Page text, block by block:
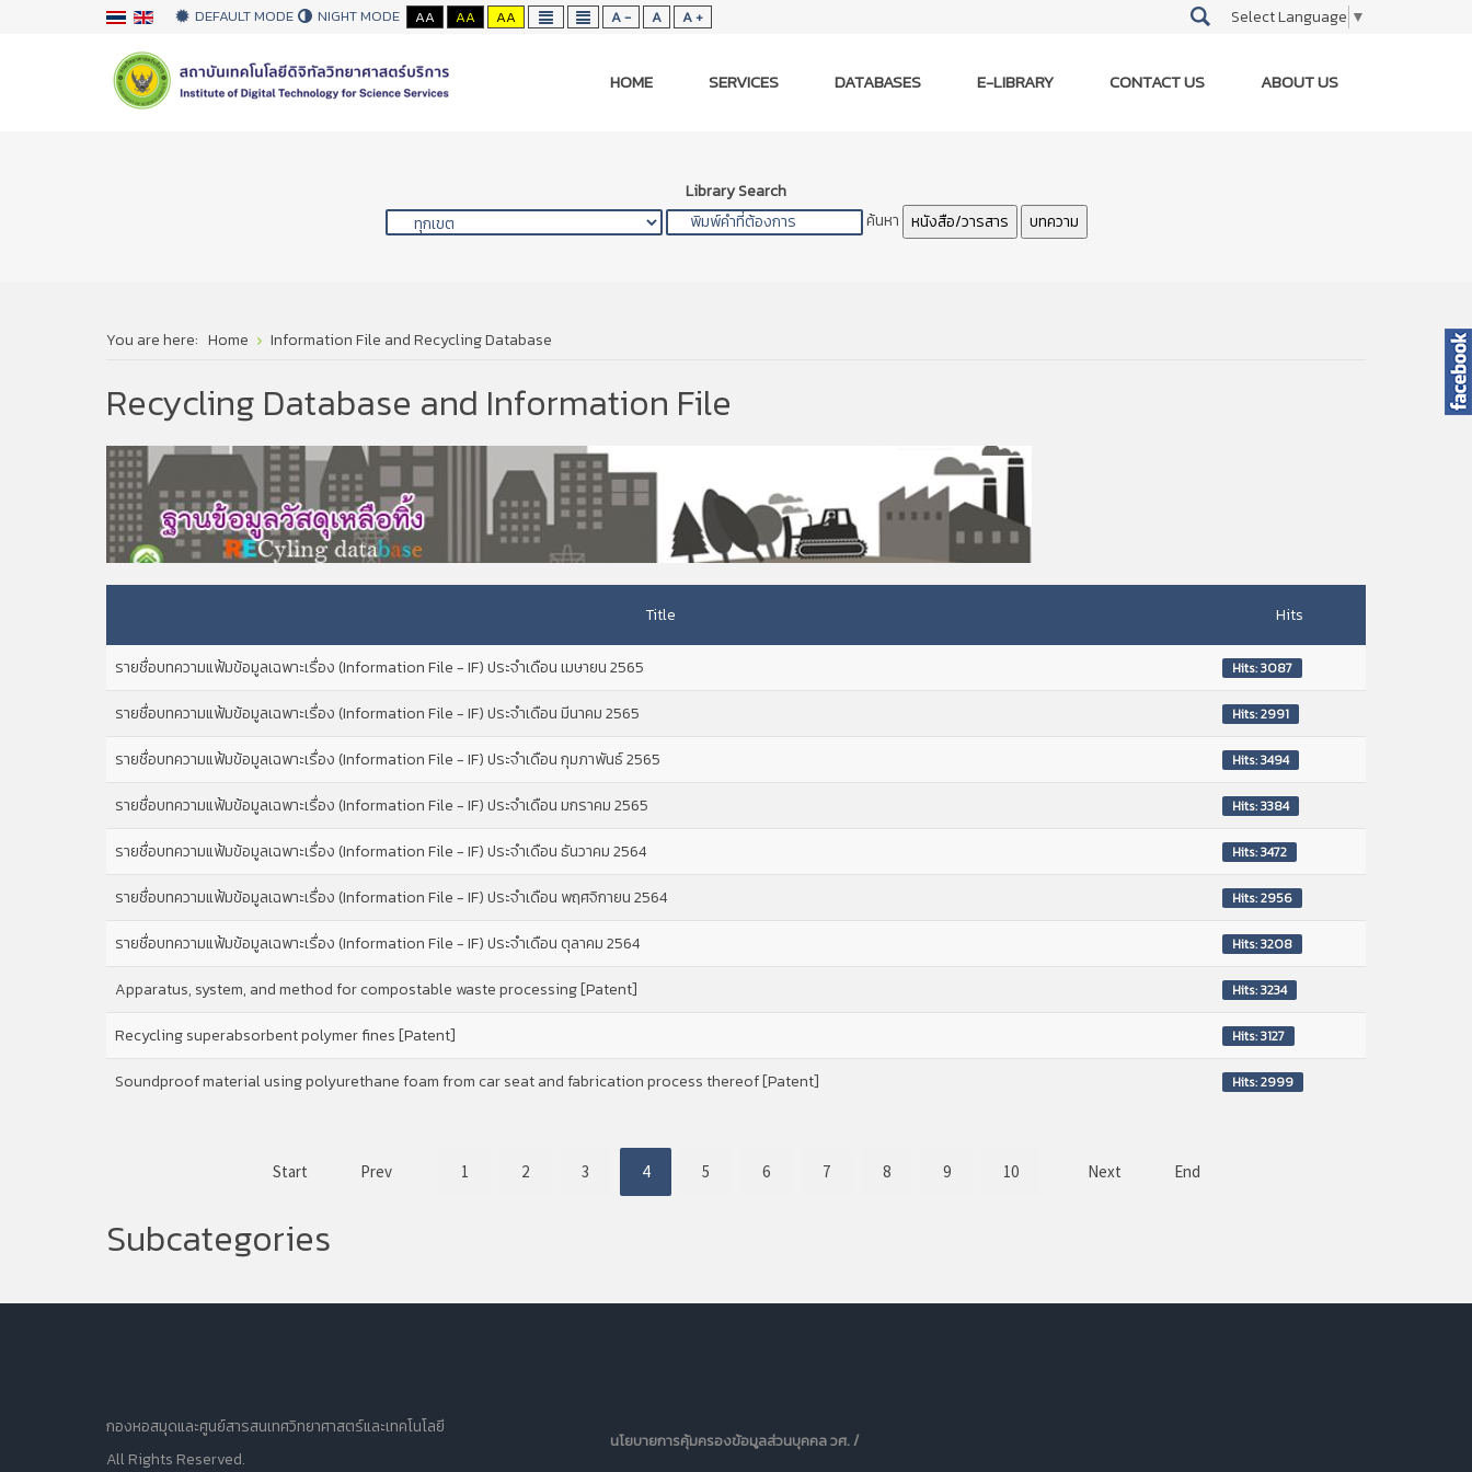
DEFAULT MODE NIGHT MODE AA AA AA A - A A + Select Language ▼
HOME SERVICES DATABASES E-LIBRARY CONTACT US ABOUT US
Library Search
ค้นหา หนังสือ/วารสาร บทความ
You are here: Home Information File and Recycling Database
Recycling Database and Information File
Title Hits
รายชื่อบทความแฟ้มข้อมูลเฉพาะเรื่อง (Information File - IF) ประจำเดือน เมษายน 2565 Hits: 3087
รายชื่อบทความแฟ้มข้อมูลเฉพาะเรื่อง (Information File - IF) ประจำเดือน มีนาคม 2565 Hits: 2991
รายชื่อบทความแฟ้มข้อมูลเฉพาะเรื่อง (Information File - IF) ประจำเดือน กุมภาพันธ์ 2565 Hits: 3494
รายชื่อบทความแฟ้มข้อมูลเฉพาะเรื่อง (Information File - IF) ประจำเดือน มกราคม 2565 Hits: 3384
รายชื่อบทความแฟ้มข้อมูลเฉพาะเรื่อง (Information File - IF) ประจำเดือน ธันวาคม 2564 Hits: 3472
รายชื่อบทความแฟ้มข้อมูลเฉพาะเรื่อง (Information File - IF) ประจำเดือน พฤศจิกายน 2564 Hits: 2956
รายชื่อบทความแฟ้มข้อมูลเฉพาะเรื่อง (Information File - IF) ประจำเดือน ตุลาคม 2564 Hits: 3208
Apparatus, system, and method for compostable waste processing [Patent] Hits: 3234
Recycling superabsorbent polymer fines [Patent] Hits: 3127
Soundproof material using polyurethane foam from car seat and fabrication process thereof [Patent] Hits: 2999
Start Prev 1 2 3 4 5 6 7 8 9 10 Next End
Subcategories
กองหอสมุดและศูนย์สารสนเทศวิทยาศาสตร์และเทคโนโลยี
All Rights Reserved.
นโยบายการคุ้มครองข้อมูลส่วนบุคคล วศ. /